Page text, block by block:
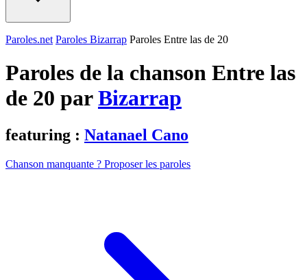
Paroles.net Paroles Bizarrap Paroles Entre las de 20
Paroles de la chanson Entre las
de 20 parBizarrap
featuring : Natanael Cano
Chanson manquante ? Proposer les paroles